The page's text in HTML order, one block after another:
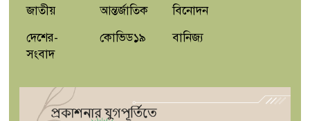
জাতীয়
দেশের-
সংবাদ
আন্তর্জাতিক
কোভিড১৯
বিনোদন
বানিজ্য